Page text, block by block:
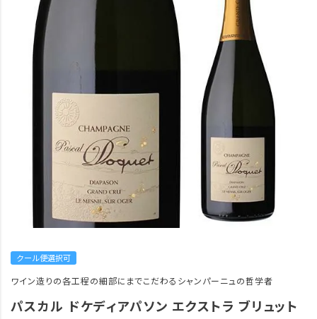
クール便選択可
ワイン造りの各工程の細部にまでこだわるシャンパーニュの哲学者
パスカル ドケディアパソン エクストラ ブリュット